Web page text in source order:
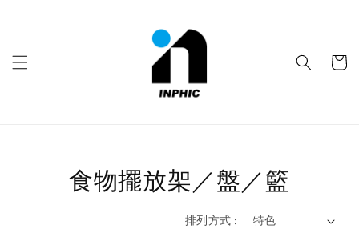
食物擺放架／盤／籃
排列方式 :